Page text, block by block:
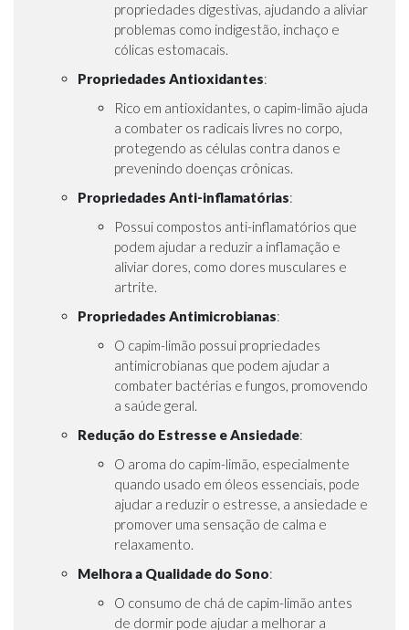
propriedades digestivas, ajudando a aliviar
problemas como indigestão, inchaço e
cólicas estomacais.
Propriedades Antioxidantes:
Rico em antioxidantes, o capim-limão ajuda
a combater os radicais livres no corpo,
protegendo as células contra danos e
prevenindo doenças crônicas.
Propriedades Anti-inflamatórias:
Possui compostos anti-inflamatórios que
podem ajudar a reduzir a inflamação e
aliviar dores, como dores musculares e
artrite.
Propriedades Antimicrobianas:
O capim-limão possui propriedades
antimicrobianas que podem ajudar a
combater bactérias e fungos, promovendo
a saúde geral.
Redução do Estresse e Ansiedade:
O aroma do capim-limão, especialmente
quando usado em óleos essenciais, pode
ajudar a reduzir o estresse, a ansiedade e
promover uma sensação de calma e
relaxamento.
Melhora a Qualidade do Sono:
O consumo de chá de capim-limão antes
de dormir pode ajudar a melhorar a